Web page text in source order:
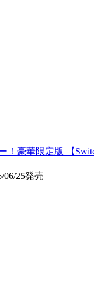
！豪華限定版 【
06/25発売